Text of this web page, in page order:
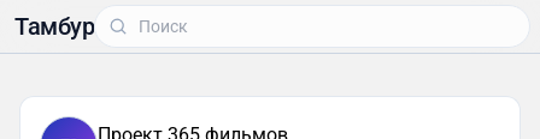
Тамбур